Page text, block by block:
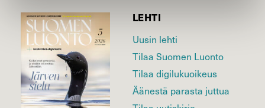
LEHTI
Uusin lehti
Tilaa Suomen Luonto
Tilaa digilukuoikeus
Äänestä parasta juttua